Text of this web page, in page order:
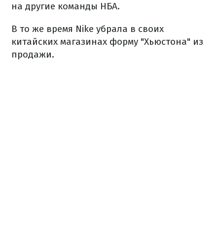
на другие команды НБА.
В то же время Nike убрала в своих
китайских магазинах форму "Хьюстона" из
продажи.